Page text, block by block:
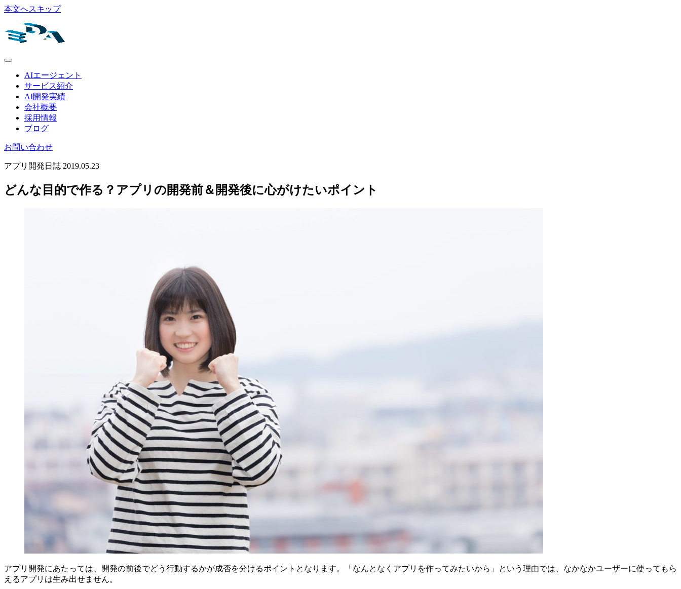
本文へスキップ
AIエージェント
サービス紹介
AI開発実績
会社概要
採用情報
ブログ
お問い合わせ
アプリ開発日誌 2019.05.23
どんな目的で作る？アプリの開発前＆開発後に心がけたいポイント
アプリ開発にあたっては、開発の前後でどう行動するかが成否を分けるポイントとなります。「なんとなくアプリを作ってみたいから」という理由では、なかなかユーザーに使ってもら
えるアプリは生み出せません。